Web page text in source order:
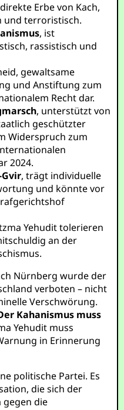
Erbe von Kach,
und terroristisch.
, ist
rassistisch und
gewaltsame
und Anstiftung zum
Recht dar.
, unterstützt von
geschützter
Widerspruch zum
2024.
, trägt individuelle
und könnte vor
Yehudit tolerieren
an der
Nürnberg wurde der
verboten – nicht
Verschwörung.
Kahanismus muss
Yehudit muss
in Erinnerung
politische Partei. Es
die sich der
gegen die